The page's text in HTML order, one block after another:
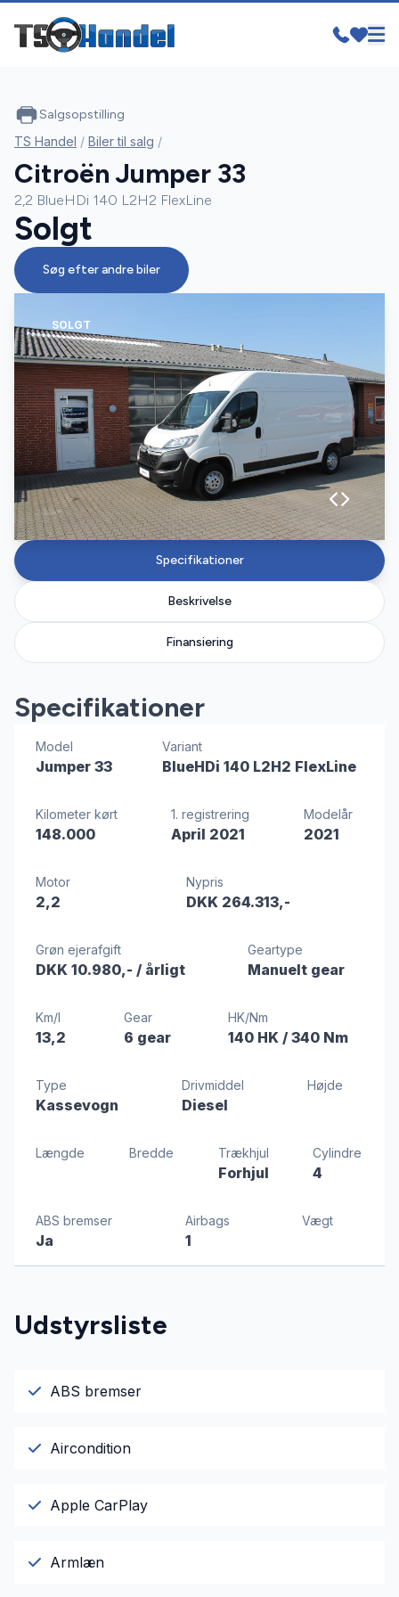
SOLGT
Specifikationer
Beskrivelse
Finansiering
Specifikationer
Model
Jumper 33
Variant
BlueHDi 140 L2H2 FlexLine
Kilometer kørt
148.000
1. registrering
April 2021
Modelår
2021
Motor
2,2
Nypris
DKK 264.313,-
Grøn ejerafgift
DKK 10.980,- / årligt
Geartype
Manuelt gear
Km/l
13,2
Gear
6 gear
HK/Nm
140 HK/ 340 Nm
Type
Kassevogn
Drivmiddel
Diesel
Højde
Længde Bredde Trækhjul
Forhjul
Cylindre
4
ABS bremser
Ja
Airbags
1
Vægt
Udstyrsliste
ABS bremser
Aircondition
Apple CarPlay
Armlæn
Salgsopstilling
TS Handel / Biler til salg /
Citroën Jumper 33
2,2 BlueHDi 140 L2H2 FlexLine
Solgt
Søg efter andre biler